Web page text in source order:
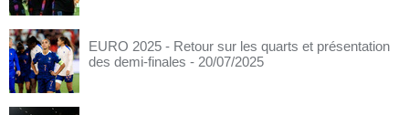
EURO 2025 - Retour sur les quarts et présentation
des demi-finales - 20/07/2025